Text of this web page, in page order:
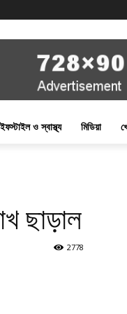
ও স্বাস্থ্য মিডিয়া
ছাড়াল
2778